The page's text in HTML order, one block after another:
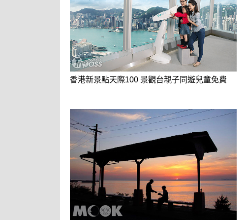
香港新景點天際100 景觀台親子同遊兒童免費